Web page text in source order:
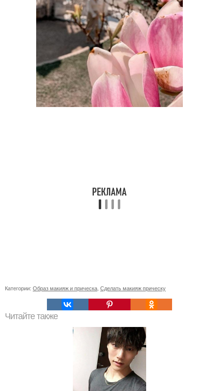
Категории: Образ макияж и прическа Сделать макияж прическу
Читайте также